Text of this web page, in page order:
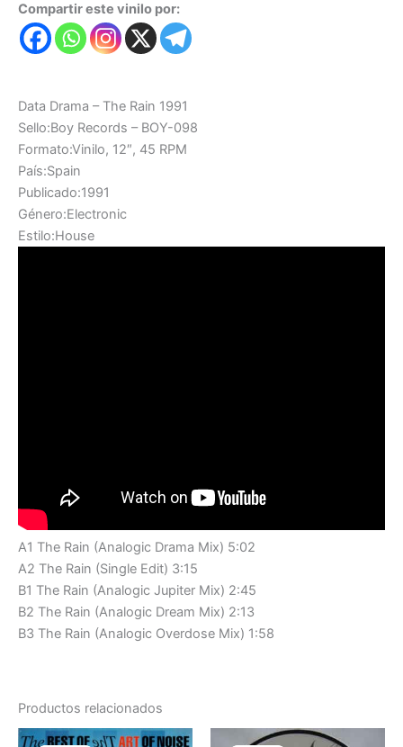
Compartir este vinilo por:
Data Drama – The Rain 1991
Sello:Boy Records – BOY-098
Formato:Vinilo, 12″, 45 RPM
País:Spain
Publicado:1991
Género:Electronic
Estilo:House
A1 The Rain (Analogic Drama Mix) 5:02
A2 The Rain (Single Edit) 3:15
B1 The Rain (Analogic Jupiter Mix) 2:45
B2 The Rain (Analogic Dream Mix) 2:13
B3 The Rain (Analogic Overdose Mix) 1:58
Productos relacionados